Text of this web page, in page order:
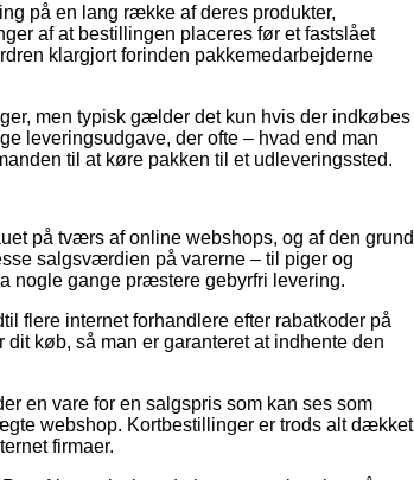
på en lang række af deres produkter,
af at bestillingen placeres før et fastslået
klargjort forinden pakkemedarbejderne
men typisk gælder det kun hvis der indkøbes
leveringsudgave, der ofte – hvad end man
til at køre pakken til et udleveringssted.
på tværs af online webshops, og af den grund
salgsværdien på varerne – til piger og
nogle gange præstere gebyrfri levering.
flere internet forhandlere efter rabatkoder på
køb, så man er garanteret at indhente den
en vare for en salgspris som kan ses som
webshop. Kortbestillinger er trods alt dækket
firmaer.